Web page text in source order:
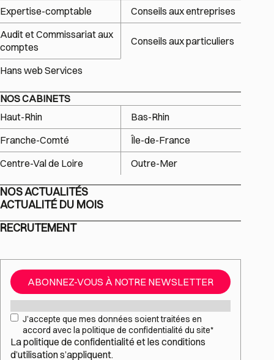
Expertise-comptable
Conseils aux entreprises
Audit et Commissariat aux
comptes
Conseils aux particuliers
Hans web Services
NOS CABINETS
Haut-Rhin
Bas-Rhin
Franche-Comté
Île-de-France
Centre-Val de Loire
Outre-Mer
NOS ACTUALITÉS
ACTUALITÉ DU MOIS
RECRUTEMENT
ABONNEZ-VOUS À NOTRE NEWSLETTER
RGPD*
J’accepte que mes données soient traitées en
accord avec la politique de confidentialité du site*
Lapolitique de confidentialité et les conditions
d’utilisations’appliquent.